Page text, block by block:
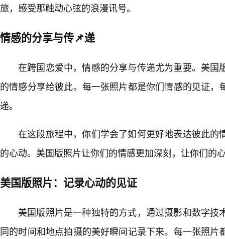
旅，感受那触动心弦的浪漫讯号。
情感的分享与传📌递
在跨国恋爱中，情感的分享与传递尤为重要。美国
的情感分享给彼此。每一张照片都是你们情感的见证，
递。
在这段旅程中，你们学会了如何更好地表达彼此的
的心动。美国版照片让你们的情感更加深刻，让你们的
美国版照片：记录心动的见证
美国版照片是一种独特的方式，通过摄影和数字技
同的时间和地点拍摄的美好瞬间记录下来。每一张照片